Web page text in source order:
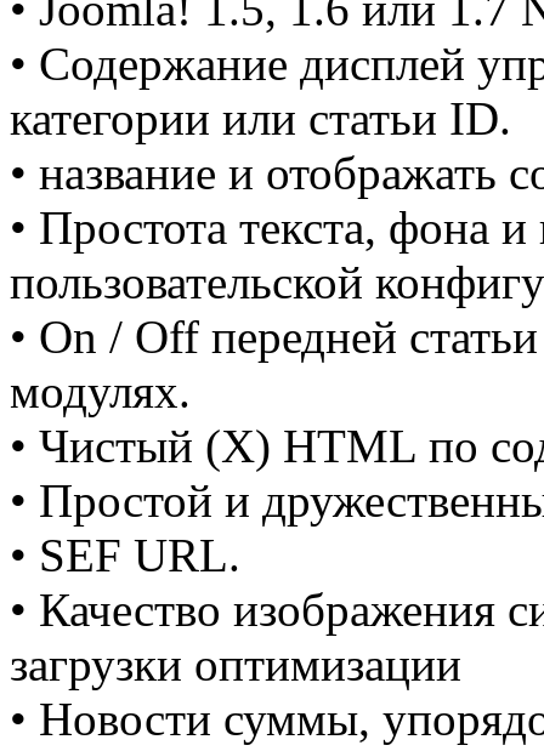
• Содержание дисплей
категории или статьи ID.
• название и отображать
• Простота текста, фона и
пользовательской
• On / Off передней статьи
модулях.
• Чистый (X) HTML по
• Простой и
• SEF URL.
• Качество изображения
загрузки оптимизации
• Новости суммы,